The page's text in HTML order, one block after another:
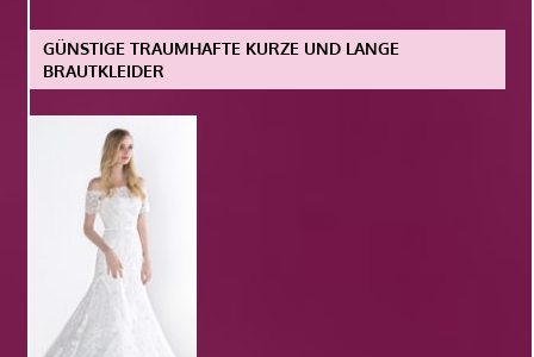
GÜNSTIGE TRAUMHAFTE KURZE UND LANGE
BRAUTKLEIDER